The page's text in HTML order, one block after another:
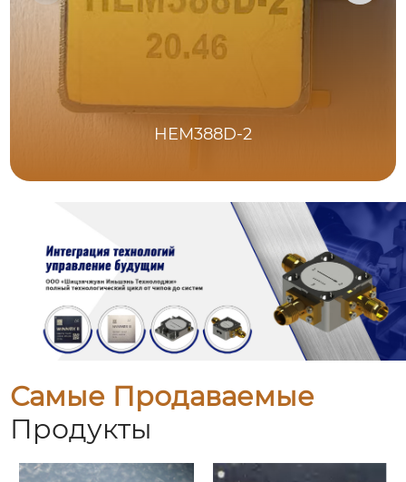
HEM388D-2
Самые Продаваемые
Продукты